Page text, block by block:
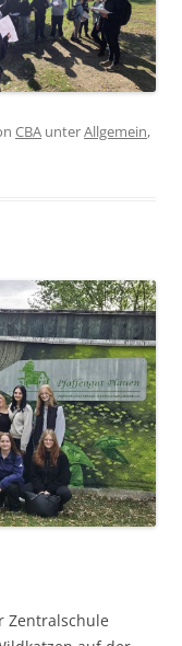
CBA unterAllgemein,
Zentralschule